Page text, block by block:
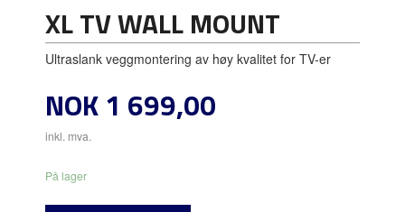
XL TV WALL MOUNT
Ultraslank veggmontering av høy kvalitet for TV-er
Pris
NOK1 699,00
inkl. mva.
På lager